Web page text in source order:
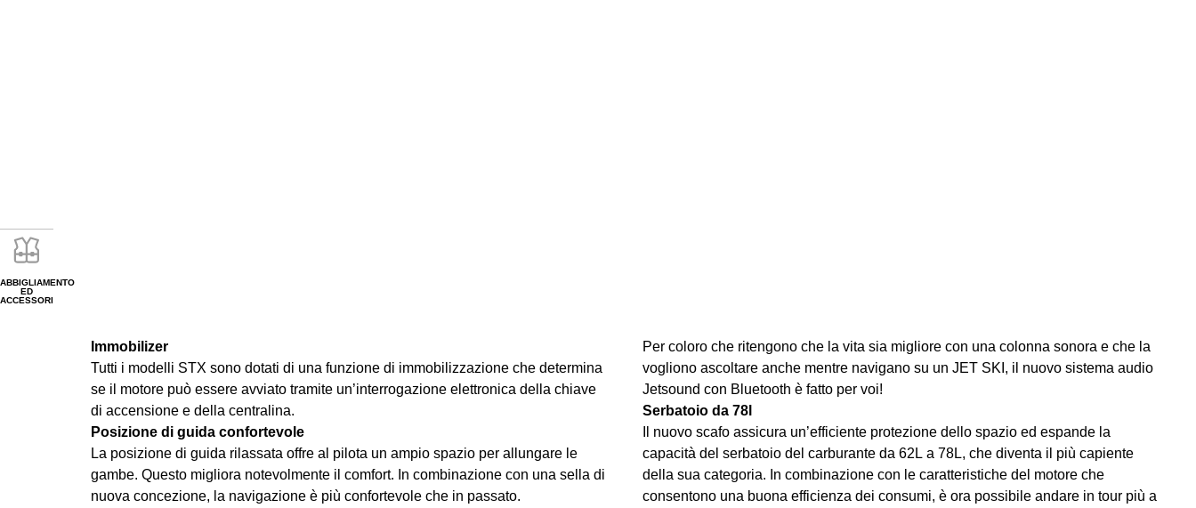
ABBIGLIAMENTO
ED
ACCESSORI
Immobilizer
Tutti i modelli STX sono dotati di una funzione di immobilizzazione che determina
se il motore può essere avviato tramite un’interrogazione elettronica della chiave
di accensione e della centralina.
Posizione di guida confortevole
La posizione di guida rilassata offre al pilota un ampio spazio per allungare le
gambe. Questo migliora notevolmente il comfort. In combinazione con una sella di
nuova concezione, la navigazione è più confortevole che in passato.
Per coloro che ritengono che la vita sia migliore con una colonna sonora e che la
vogliono ascoltare anche mentre navigano su un JET SKI, il nuovo sistema audio
Jetsound con Bluetooth è fatto per voi!
Serbatoio da 78l
Il nuovo scafo assicura un’efficiente protezione dello spazio ed espande la
capacità del serbatoio del carburante da 62L a 78L, che diventa il più capiente
della sua categoria. In combinazione con le caratteristiche del motore che
consentono una buona efficienza dei consumi, è ora possibile andare in tour più a